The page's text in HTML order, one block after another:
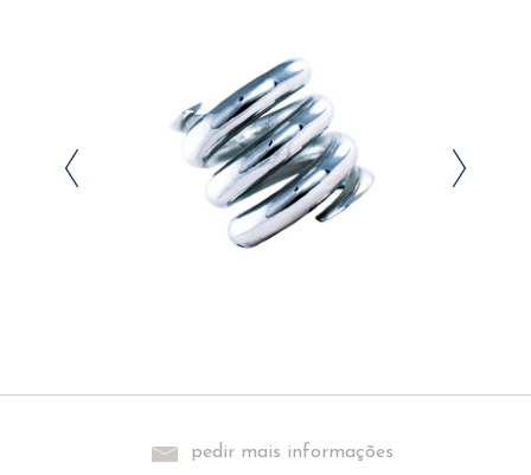
pedir mais informações